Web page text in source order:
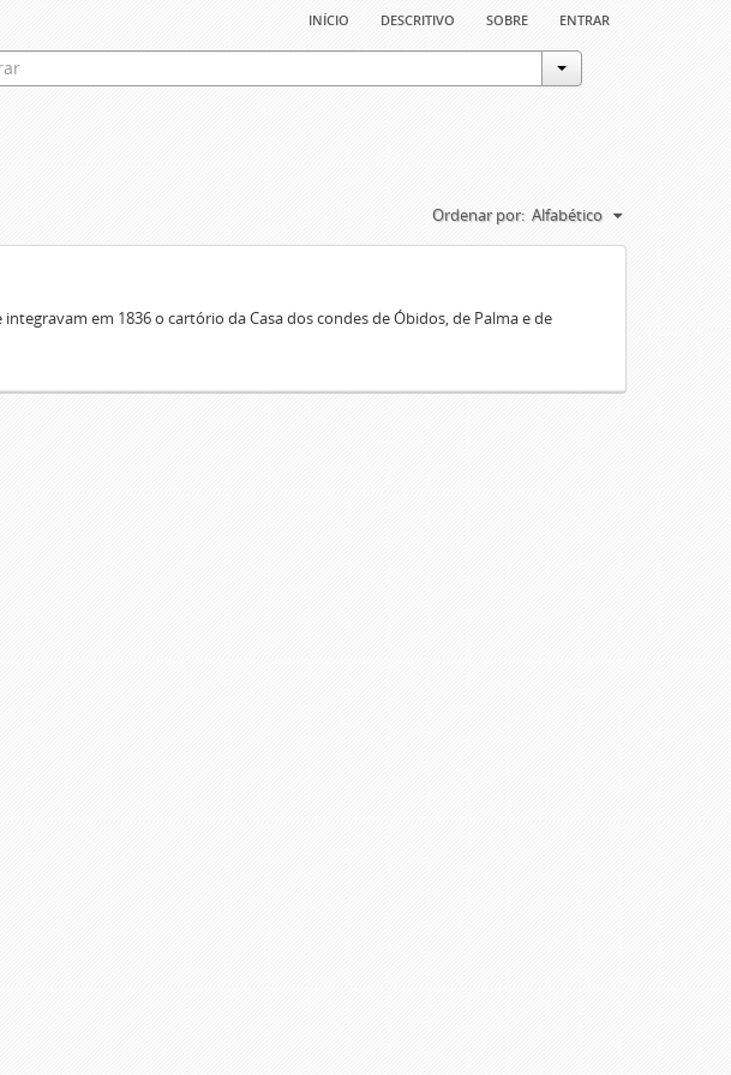
início descritivo sobre entrar
Ordenar por: Alfabético
em 1836 o cartório da Casa dos condes de Óbidos, de Palma e de